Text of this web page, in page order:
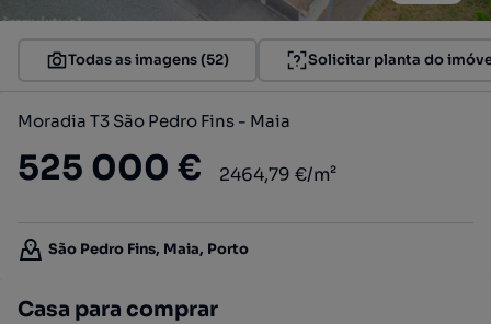
Todas as imagens (52) Solicitar planta do
Moradia T3 São Pedro Fins - Maia
525 000 € 2464,79 €/m²
São Pedro Fins, Maia, Porto
Casa para comprar